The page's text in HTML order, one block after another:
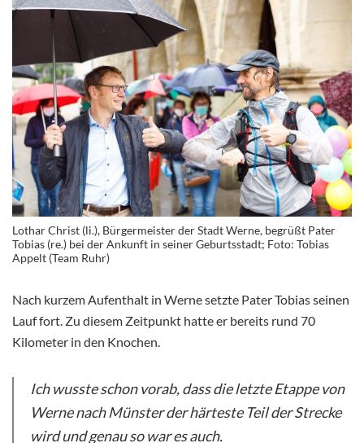
Lothar Christ (li.), Bürgermeister der Stadt Werne, begrüßt Pater
Tobias (re.) bei der Ankunft in seiner Geburtsstadt; Foto: Tobias
Appelt (Team Ruhr)
Nach kurzem Aufenthalt in Werne setzte Pater Tobias seinen
Lauf fort. Zu diesem Zeitpunkt hatte er bereits rund 70
Kilometer in den Knochen.
Ich wusste schon vorab, dass die letzte Etappe von
Werne nach Münster der härteste Teil der Strecke
wird und genau so war es auch.